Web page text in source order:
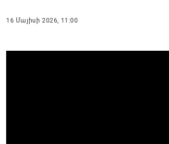
16 Մայիսի 2026, 11:00